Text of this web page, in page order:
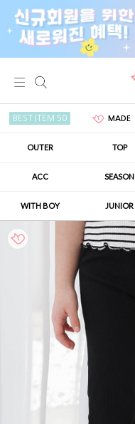
BEST ITEM 50 MADE
OUTER TOP
ACC SEASON
WITH BOY JUNIOR